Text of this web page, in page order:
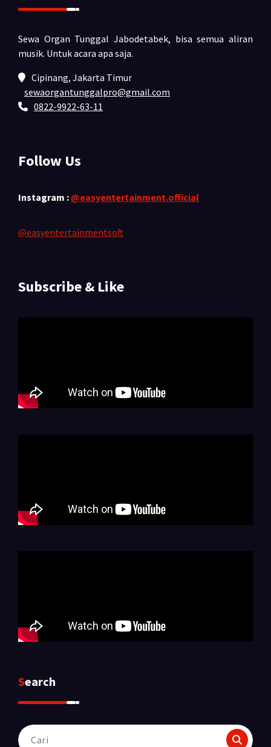
Sewa Organ Tunggal Jabodetabek, bisa semua aliran
musik. Untuk acara apa saja.
Cipinang, Jakarta Timur
sewaorgantunggalpro@gmail.com
0822-9922-63-11
Follow Us
Instagram : @easyentertainment.official
@easyentertainmentsoft
Subscribe & Like
Search
Pencarian